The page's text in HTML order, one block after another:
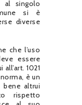
al singolo
si è
diverse
che l’uso
essere
1021
è un
altrui
rispetto